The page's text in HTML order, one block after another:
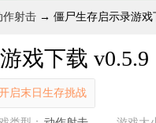
作射击 → 僵尸生存启示录游戏
戏下载 v0.5.9
启末日生存挑战